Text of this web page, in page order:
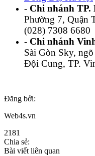
- Chi nhánh
Phường 7, Quận
(028) 7308 6680
- Chi nhánh
Sài Gòn Sky,
Đội Cung, TP.
Đăng bởi:
Web4s.vn
2181
Chia sẻ:
Bài viết liên quan